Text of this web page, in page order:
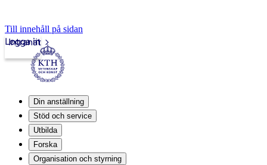
Till innehåll på sidan
Intranät
Logga in
Din anställning
Stöd och service
Utbilda
Forska
Organisation och styrning